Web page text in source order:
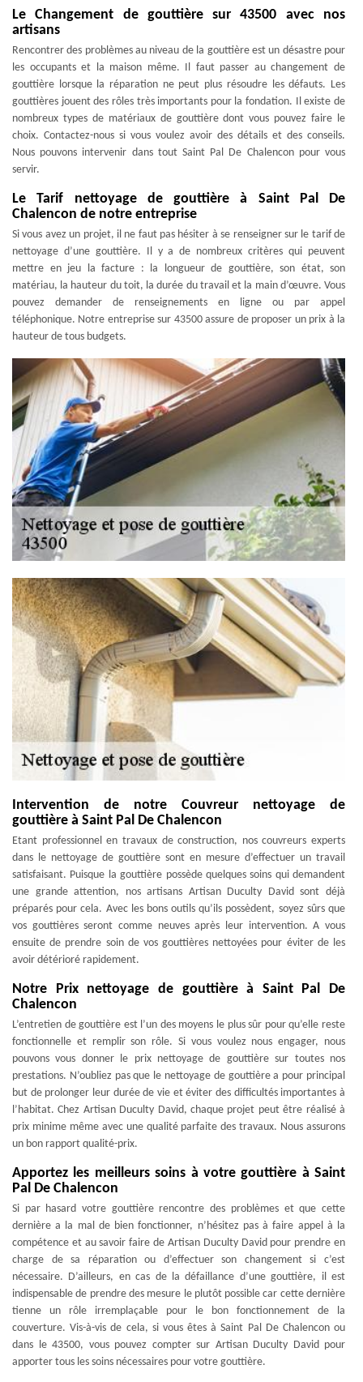
Le Changement de gouttière sur 43500 avec nos
artisans
Rencontrer des problèmes au niveau de la gouttière est un désastre pour
les occupants et la maison même. Il faut passer au changement de
gouttière lorsque la réparation ne peut plus résoudre les défauts. Les
gouttières jouent des rôles très importants pour la fondation. Il existe de
nombreux types de matériaux de gouttière dont vous pouvez faire le
choix. Contactez-nous si vous voulez avoir des détails et des conseils.
Nous pouvons intervenir dans tout Saint Pal De Chalencon pour vous
servir.
Le Tarif nettoyage de gouttière à Saint Pal De
Chalencon de notre entreprise
Si vous avez un projet, il ne faut pas hésiter à se renseigner sur le tarif de
nettoyage d’une gouttière. Il y a de nombreux critères qui peuvent
mettre en jeu la facture : la longueur de gouttière, son état, son
matériau, la hauteur du toit, la durée du travail et la main d’œuvre. Vous
pouvez demander de renseignements en ligne ou par appel
téléphonique. Notre entreprise sur 43500 assure de proposer un prix à la
hauteur de tous budgets.
Intervention de notre Couvreur nettoyage de
gouttière à Saint Pal De Chalencon
Etant professionnel en travaux de construction, nos couvreurs experts
dans le nettoyage de gouttière sont en mesure d’effectuer un travail
satisfaisant. Puisque la gouttière possède quelques soins qui demandent
une grande attention, nos artisans Artisan Duculty David sont déjà
préparés pour cela. Avec les bons outils qu’ils possèdent, soyez sûrs que
vos gouttières seront comme neuves après leur intervention. A vous
ensuite de prendre soin de vos gouttières nettoyées pour éviter de les
avoir détérioré rapidement.
Notre Prix nettoyage de gouttière à Saint Pal De
Chalencon
L’entretien de gouttière est l’un des moyens le plus sûr pour qu’elle reste
fonctionnelle et remplir son rôle. Si vous voulez nous engager, nous
pouvons vous donner le prix nettoyage de gouttière sur toutes nos
prestations. N’oubliez pas que le nettoyage de gouttière a pour principal
but de prolonger leur durée de vie et éviter des difficultés importantes à
l’habitat. Chez Artisan Duculty David, chaque projet peut être réalisé à
prix minime même avec une qualité parfaite des travaux. Nous assurons
un bon rapport qualité-prix.
Apportez les meilleurs soins à votre gouttière à Saint
Pal De Chalencon
Si par hasard votre gouttière rencontre des problèmes et que cette
dernière a la mal de bien fonctionner, n’hésitez pas à faire appel à la
compétence et au savoir faire de Artisan Duculty David pour prendre en
charge de sa réparation ou d’effectuer son changement si c’est
nécessaire. D’ailleurs, en cas de la défaillance d’une gouttière, il est
indispensable de prendre des mesure le plutôt possible car cette dernière
tienne un rôle irremplaçable pour le bon fonctionnement de la
couverture. Vis-à-vis de cela, si vous êtes à Saint Pal De Chalencon ou
dans le 43500, vous pouvez compter sur Artisan Duculty David pour
apporter tous les soins nécessaires pour votre gouttière.